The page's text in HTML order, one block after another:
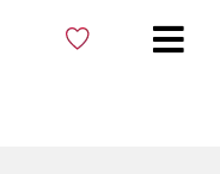
Camboriú